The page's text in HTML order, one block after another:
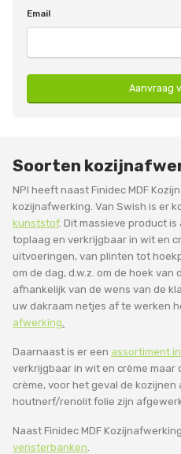
Email
Aanvraag
Soorten
NPI heeft naast Finidec MDF
kozijnafwerking. Van Swish is er
kunststof. Dit massieve product
toplaag en verkrijgbaar in wit en
uitvoeringen, van plinten tot
om de dag, d.w.z. om de hoek
afhankelijk van de wens van de
uw dakraam netjes af te werken
afwerking
Daarnaast is er een assortiment
verkrijgbaar in wit en crème
crème, voor het geval de
houtnerf/renolit folie zijn
Naast Finidec MDF
vensterbanken